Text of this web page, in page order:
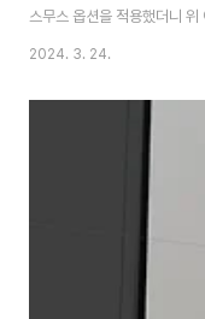
스무스 옵션을 적용했더니 위
은 단순히 측면을 둥글고 부
의 Auto Smooth를 체크하
지는 않았다. 이제 위 아래는
2024. 3. 24.